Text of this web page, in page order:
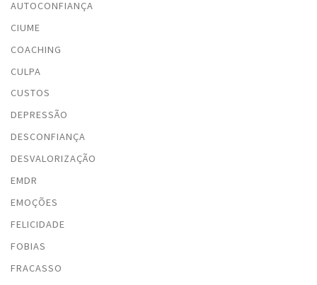
AUTOCONFIANÇA
CIUME
COACHING
CULPA
CUSTOS
DEPRESSÃO
DESCONFIANÇA
DESVALORIZAÇÃO
EMDR
EMOÇÕES
FELICIDADE
FOBIAS
FRACASSO